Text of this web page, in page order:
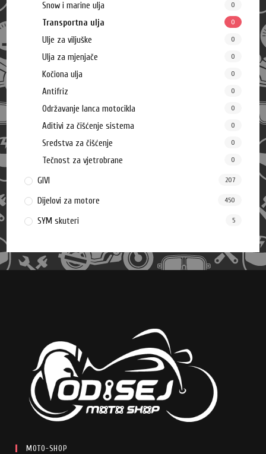
Snow i marine ulja 0
Transportna ulja 0
Ulje za viljuške 0
Ulja za mjenjače 0
Kočiona ulja 0
Antifriz 0
Održavanje lanca motocikla 0
Aditivi za čišćenje sistema 0
Sredstva za čišćenje 0
Tečnost za vjetrobrane 0
GIVI 207
Dijelovi za motore 450
SYM skuteri 5
MOTO-SHOP